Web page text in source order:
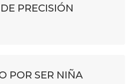
PRECISIÓN
POR SER NIÑA